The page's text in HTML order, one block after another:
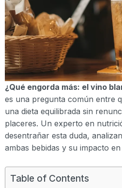
¿Qué engorda más: el vino
es una pregunta común entre
una dieta equilibrada sin
placeres. Un experto en
desentrañar esta duda,
ambas bebidas y su impacto
Table of Contents